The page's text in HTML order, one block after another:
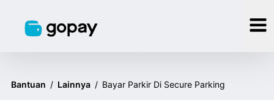
Bantuan / Lainnya / Bayar Parkir Di Secure Parking